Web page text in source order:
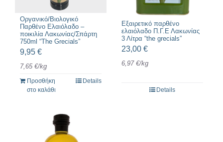
Οργανικό/Βιολογικό
Παρθένο Ελαιόλαδο –
ποικιλία Λακωνίας/Σπάρτη
750ml “The Grecials”
9,95 €
7,65 €/kg
Προσθήκη
στο καλάθι
Details
Εξαιρετικό παρθένο
ελαιόλαδο Π.Γ.Ε Λακωνίας
3 Λίτρα “the grecials”
23,00 €
6,97 €/kg
Details